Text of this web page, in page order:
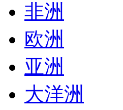
非洲
欧洲
亚洲
大洋洲